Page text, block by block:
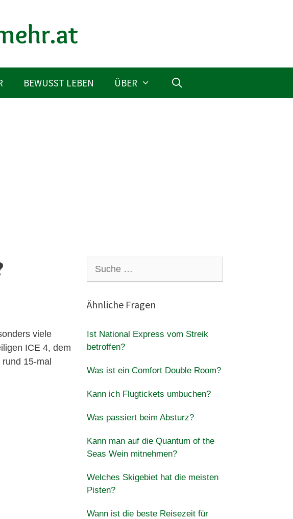
BEWUSST LEBEN ÜBER
viele
ICE 4, dem
15-mal
nach:
Ähnliche Fragen
Ist National Express vom Streik
betroffen?
Was ist ein Comfort Double Room?
Kann ich Flugtickets umbuchen?
Was passiert beim Absturz?
Kann man auf die Quantum of the
Seas Wein mitnehmen?
Welches Skigebiet hat die meisten
Pisten?
Wann ist die beste Reisezeit für